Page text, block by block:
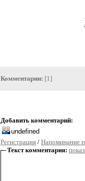
Комментарии: [1]
Добавить комментарий:
Регистрация / Напоминание
Текст комментария: